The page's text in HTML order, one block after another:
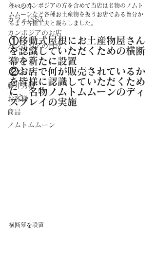
イベント
カフェISSA
カンボジアのお店
カンボジアの日常
ショップ
スタッフ
藤井秀樹
お客様
商品
ノムトムムーン
住いのカンボジアの方を含めて当店は名物のノムト
ムムーンなど各種お土産物を扱うお店である旨分か
るよう各種工夫と凝らしました。
①移動式屋根にお土産物屋さん
を認識していただくための横断
幕を新たに設置
②お店で何が販売されているか
を皆様に認識していただくため
に、名物ノムトムムーンのディ
スプレイの実施
横断幕を設置